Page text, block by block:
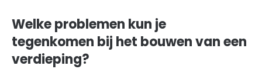
Welke problemen kun je
tegenkomen bij het bouwen van een
verdieping?